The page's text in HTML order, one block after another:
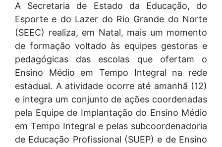
A Secretaria de Estado da Educação, do
Esporte e do Lazer do Rio Grande do Norte
(SEEC) realiza, em Natal, mais um momento
de formação voltado às equipes gestoras e
pedagógicas das escolas que ofertam o
Ensino Médio em Tempo Integral na rede
estadual. A atividade ocorre até amanhã (12)
e integra um conjunto de ações coordenadas
pela Equipe de Implantação do Ensino Médio
em Tempo Integral e pelas subcoordenadoria
de Educação Profissional (SUEP) e de Ensino